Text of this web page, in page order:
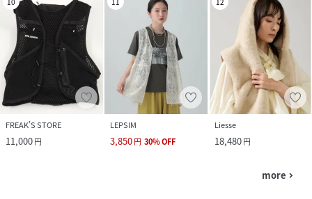
FREAK’S STORE
11,000円
LEPSIM
3,850円 30%OFF
Liesse
18,480円
more navigate_next